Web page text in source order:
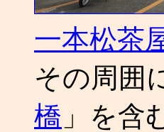
一本松茶
その周囲
橋 」を含